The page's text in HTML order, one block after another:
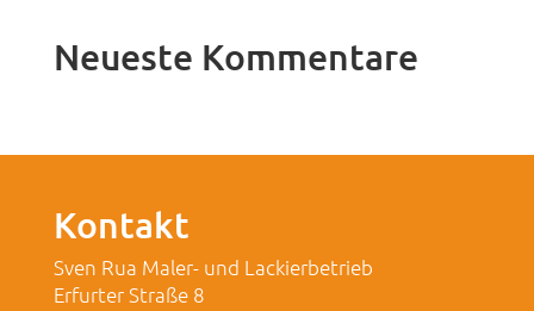
Neueste Kommentare
Kontakt
Sven Rua Maler- und Lackierbetrieb
Erfurter Straße 8